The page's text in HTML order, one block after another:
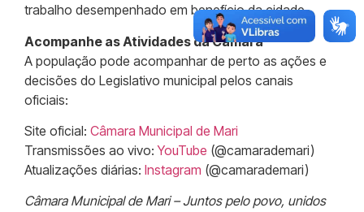
trabalho desempenhado em benefício da cidade.
Acompanhe as Atividades da Câmara
A população pode acompanhar de perto as ações e
decisões do Legislativo municipal pelos canais
oficiais:
Site oficial: Câmara Municipal de Mari
Transmissões ao vivo:YouTube (@camarademari)
Atualizações diárias: Instagram (@camarademari)
Câmara Municipal de Mari – Juntos pelo povo, unidos